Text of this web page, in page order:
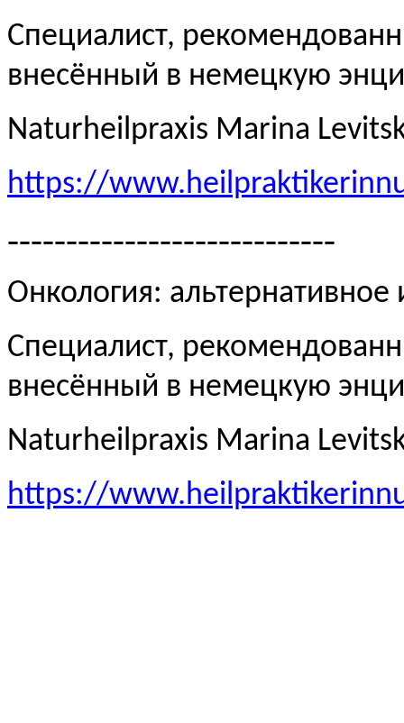
Специалист,
внесённый в немецкую
Naturheilpraxis Marina
https://
----------------------------
Онкология:
Специалист,
внесённый в немецкую
Naturheilpraxis Marina
https://